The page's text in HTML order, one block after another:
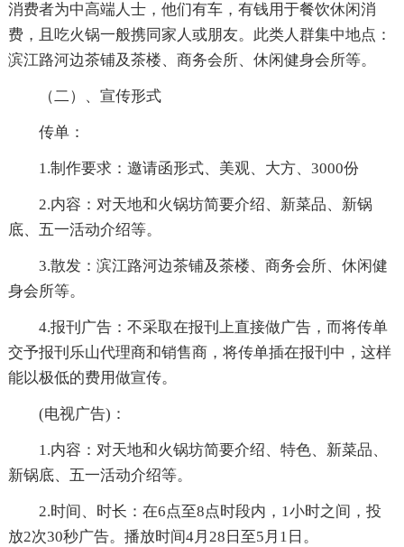
消费者为中高端人士，他们有车，有钱用于餐饮休闲消
费，且吃火锅一般携同家人或朋友。此类人群集中地点：
滨江路河边茶铺及茶楼、商务会所、休闲健身会所等。
（二）、宣传形式
传单：
1.制作要求：邀请函形式、美观、大方、3000份
2.内容：对天地和火锅坊简要介绍、新菜品、新锅
底、五一活动介绍等。
3.散发：滨江路河边茶铺及茶楼、商务会所、休闲健
身会所等。
4.报刊广告：不采取在报刊上直接做广告，而将传单
交予报刊乐山代理商和销售商，将传单插在报刊中，这样
能以极低的费用做宣传。
(电视广告)：
1.内容：对天地和火锅坊简要介绍、特色、新菜品、
新锅底、五一活动介绍等。
2.时间、时长：在6点至8点时段内，1小时之间，投
放2次30秒广告。播放时间4月28日至5月1日。